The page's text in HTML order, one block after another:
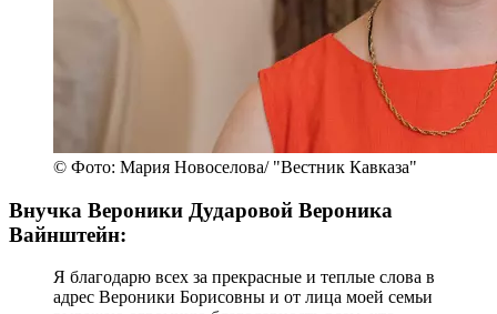
© Фото: Мария Новоселова/ "Вестник Кавказа"
Внучка Вероники Дударовой Вероника
Вайнштейн:
Я благодарю всех за прекрасные и теплые слова в
адрес Вероники Борисовны и от лица моей семьи